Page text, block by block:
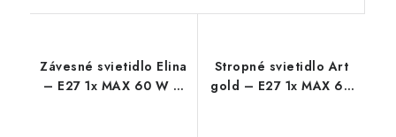
Závesné svietidlo Elina
– E27 1x MAX 60 W –
Stropné svietidlo Art
gold – E27 1x MAX 60